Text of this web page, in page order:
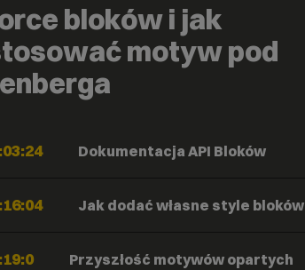
bloków i jak
motyw pod
Dokumentacja API Bloków
Jak dodać własne style bloków
Przyszłość motywów opartych